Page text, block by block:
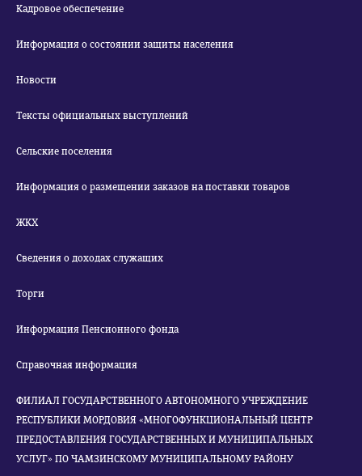
Кадровое обеспечение
Информация о состоянии защиты населения
Новости
Тексты официальных выступлений
Сельские поселения
Информация о размещении заказов на поставки товаров
ЖКХ
Сведения о доходах служащих
Торги
Информация Пенсионного фонда
Справочная информация
ФИЛИАЛ ГОСУДАРСТВЕННОГО АВТОНОМНОГО УЧРЕЖДЕНИЕ
РЕСПУБЛИКИ МОРДОВИЯ «МНОГОФУНКЦИОНАЛЬНЫЙ ЦЕНТР
ПРЕДОСТАВЛЕНИЯ ГОСУДАРСТВЕННЫХ И МУНИЦИПАЛЬНЫХ
УСЛУГ» ПО ЧАМЗИНСКОМУ МУНИЦИПАЛЬНОМУ РАЙОНУ